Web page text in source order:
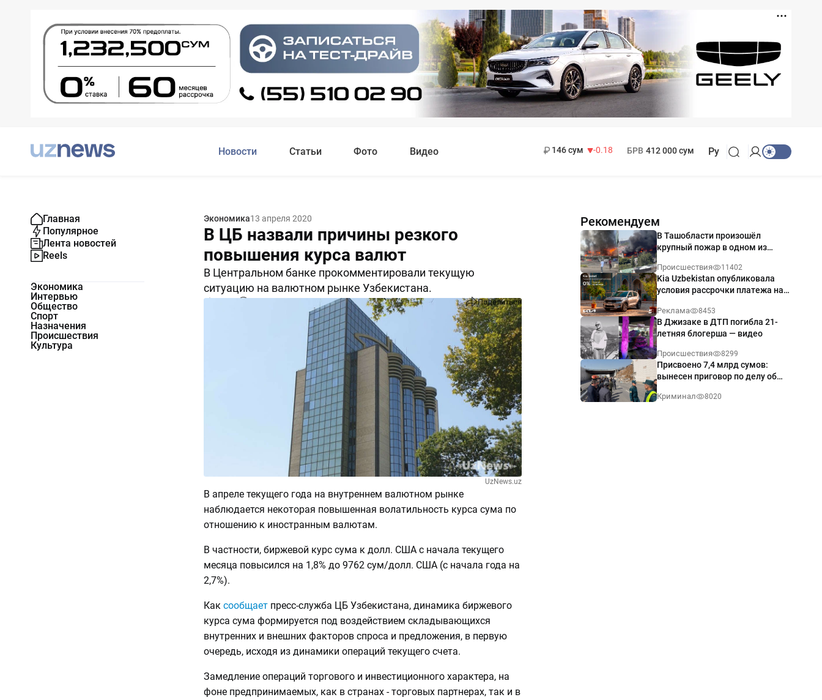
Новости Статьи Фото Видео
146 сум
-0.18
БРВ 412 000 сум Ру
Главная
Популярное
Лента новостей
Reels
Экономика
Интервью
Общество
Спорт
Назначения
Происшествия
Культура
Экономика13 апреля 2020
В ЦБ назвали причины резкого
повышения курса валют
В Центральном банке прокомментировали текущую
ситуацию на валютном рынке Узбекистана.
Поделиться
UzNews.uz
В апреле текущего года на внутреннем валютном рынке
наблюдается некоторая повышенная волатильность курса сума по
отношению к иностранным валютам.
В частности, биржевой курс сума к долл. США с начала текущего
месяца повысился на 1,8% до 9762 сум/долл. США (с начала года на
2,7%).
Как сообщаетпресс-служба ЦБ Узбекистана, динамика биржевого
курса сума формируется под воздействием складывающихся
внутренних и внешних факторов спроса и предложения, в первую
очередь, исходя из динамики операций текущего счета.
Замедление операций торгового и инвестиционного характера, на
фоне предпринимаемых, как в странах - торговых партнерах, так и в
Рекомендуем
В Ташобласти произошёл
крупный пожар в одном из
Происшествия 11402
Kia Uzbekistan опубликовала
условия рассрочки платежа на
годовых
Реклама 8453
В Джизаке в ДТП погибла 21-
летняя блогерша — видео
Происшествия 8299
Присвоено 7,4 млрд сумов:
вынесен приговор по делу об
Ташкенте
Криминал 8020